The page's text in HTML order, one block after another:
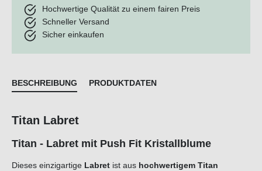
Hochwertige Qualität zu einem fairen Preis
Schneller Versand
Sicher einkaufen
BESCHREIBUNG PRODUKTDATEN
Titan Labret
Titan - Labret mit Push Fit Kristallblume
Dieses einzigartige Labret ist aus hochwertigem Titan